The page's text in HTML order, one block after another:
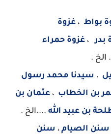
بواط ، غزوة
بدر، غزوة حمراء
الخ .
، سيدنا محمد رسول
بن الخطاب ، عثمان بن
بن عبيد الله ....الخ .
سنن الصيام ، سنن